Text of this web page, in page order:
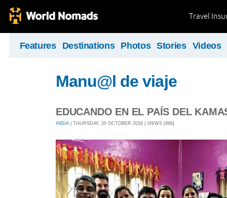
Travel
Features Destinations Photos Stories Videos
Manu@l de viaje
EDUCANDO EN EL PAÍS DEL
INDIA | THURSDAY, 20 OCTOBER 2016 | VIEWS [986]